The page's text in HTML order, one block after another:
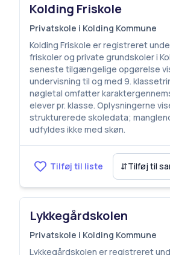
Kolding Friskole
Privatskole i Kolding Kommune
Kolding Friskole er registreret
friskoler og private grundskoler i
seneste tilgængelige opgørelse
undervisning til og med 9.
nøgletal omfatter
elever pr. klasse. Oplysningerne
strukturerede skoledata;
udfyldes ikke med skøn.
Tilføj til liste ⇵Tilføj til
Lykkegårdskolen
Privatskole i Kolding Kommune
Lykkegårdskolen er registreret